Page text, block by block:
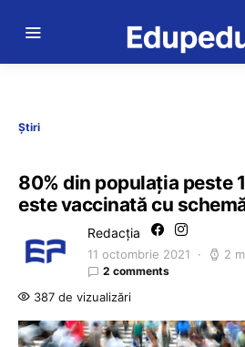
Știri
80% din populația peste
este vaccinată cu
Redacția
11 octombrie 2021 2
2 comments
387 de vizualizări